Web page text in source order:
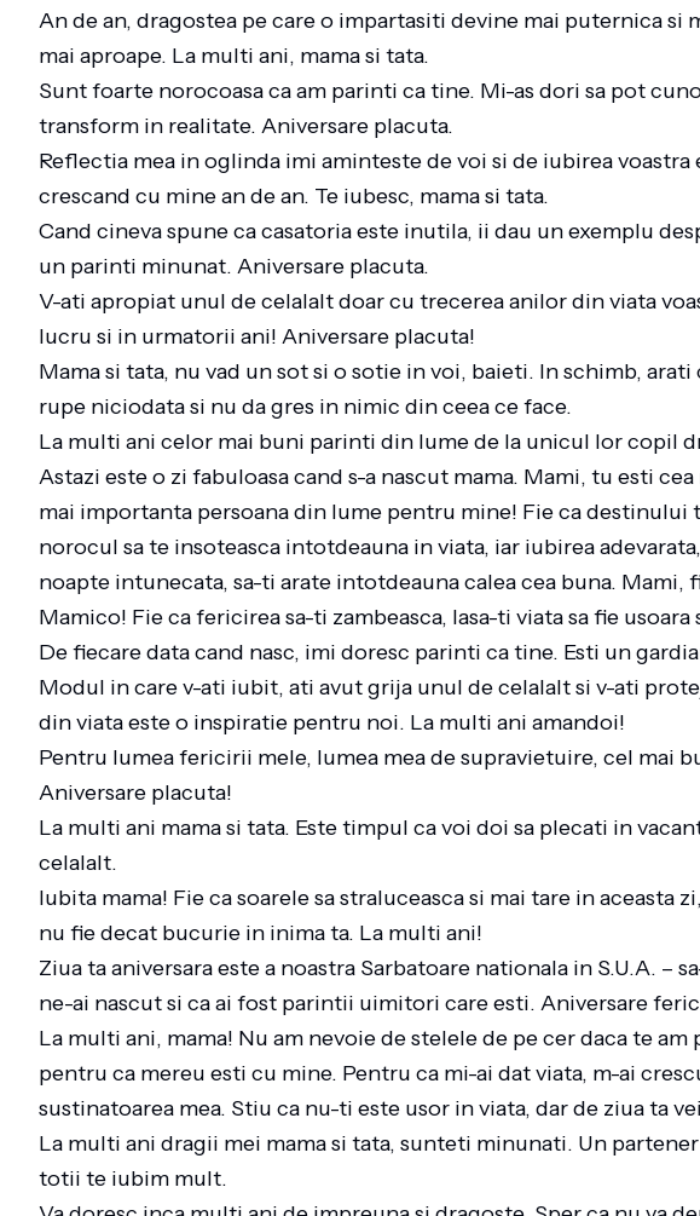
An de an, dragostea pe care o impartasiti devine mai puternica si
mai aproape. La multi ani, mama si tata.
Sunt foarte norocoasa ca am parinti ca tine. Mi-as dori sa pot
transform in realitate. Aniversare placuta.
Reflectia mea in oglinda imi aminteste de voi si de iubirea voastra
crescand cu mine an de an. Te iubesc, mama si tata.
Cand cineva spune ca casatoria este inutila, ii dau un exemplu
un parinti minunat. Aniversare placuta.
V-ati apropiat unul de celalalt doar cu trecerea anilor din viata
lucru si in urmatorii ani! Aniversare placuta!
Mama si tata, nu vad un sot si o sotie in voi, baieti. In schimb,
rupe niciodata si nu da gres in nimic din ceea ce face.
La multi ani celor mai buni parinti din lume de la unicul lor copil
Astazi este o zi fabuloasa cand s-a nascut mama. Mami, tu esti
mai importanta persoana din lume pentru mine! Fie ca destinului
norocul sa te insoteasca intotdeauna in viata, iar iubirea
noapte intunecata, sa-ti arate intotdeauna calea cea buna. Mami,
Mamico! Fie ca fericirea sa-ti zambeasca, lasa-ti viata sa fie
De fiecare data cand nasc, imi doresc parinti ca tine. Esti un
Modul in care v-ati iubit, ati avut grija unul de celalalt si v-ati
din viata este o inspiratie pentru noi. La multi ani amandoi!
Pentru lumea fericirii mele, lumea mea de supravietuire, cel mai
Aniversare placuta!
La multi ani mama si tata. Este timpul ca voi doi sa plecati in
celalalt.
Iubita mama! Fie ca soarele sa straluceasca si mai tare in aceasta
nu fie decat bucurie in inima ta. La multi ani!
Ziua ta aniversara este a noastra Sarbatoare nationala in S.U.A. –
ne-ai nascut si ca ai fost parintii uimitori care esti. Aniversare
La multi ani, mama! Nu am nevoie de stelele de pe cer daca te
pentru ca mereu esti cu mine. Pentru ca mi-ai dat viata, m-ai
sustinatoarea mea. Stiu ca nu-ti este usor in viata, dar de ziua ta
La multi ani dragii mei mama si tata, sunteti minunati. Un
totii te iubim mult.